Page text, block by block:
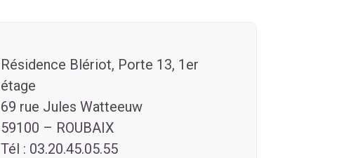
Résidence Blériot, Porte 13, 1er
étage
69 rue Jules Watteeuw
59100 – ROUBAIX
Tél : 03.20.45.05.55